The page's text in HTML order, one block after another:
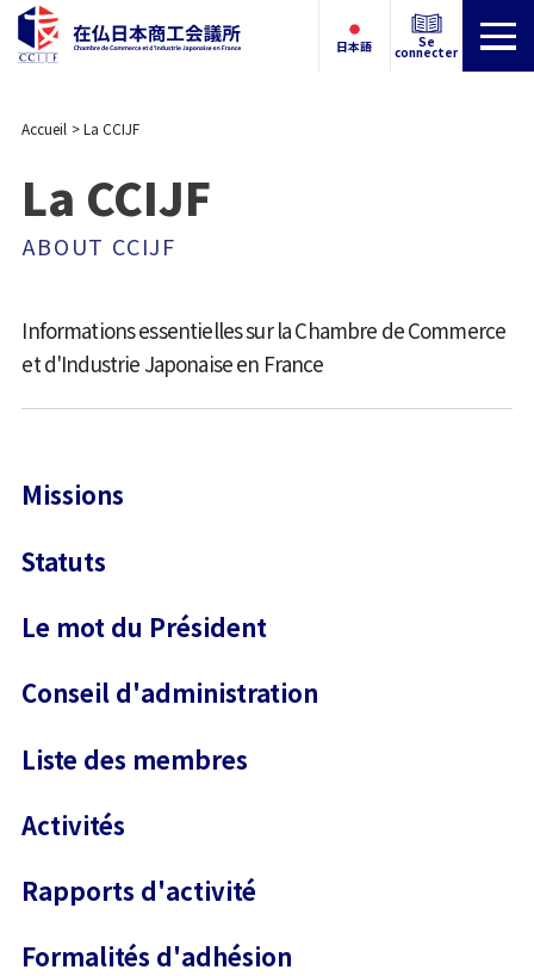
日本語 Se
connecter
Accueil La CCIJF
La CCIJF
ABOUT CCIJF
Informations essentielles sur la Chambre de Commerce
et d'Industrie Japonaise en France
Missions
Statuts
Le mot du Président
Conseil d'administration
Liste des membres
Activités
Rapports d'activité
Formalités d'adhésion